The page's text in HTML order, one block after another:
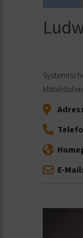
E-Mail: